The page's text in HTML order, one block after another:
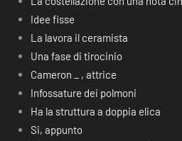
Idee fisse
La lavora il ceramista
Una fase di tirocinio
Cameron _ , attrice
Infossature dei polmoni
Ha la struttura a doppia elica
Si, appunto